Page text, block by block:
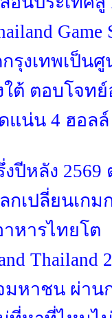
รุงเทพเป็น
ใต้ ตอบโจท
ดแน่น 4 ฮอ
งปีหลัง
กเปลี่ยนเก
หารไทยโต
หาชน ผ่าน